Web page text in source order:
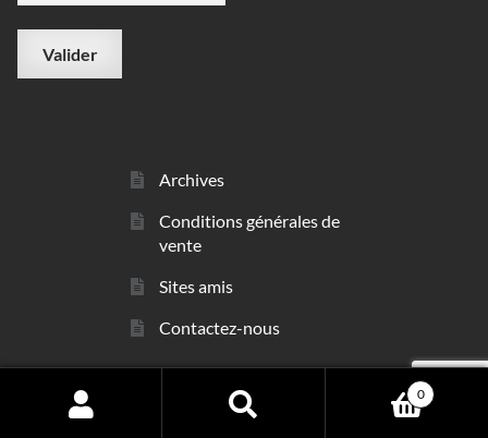
Archives
Conditions générales de
vente
Sites amis
Contactez-nous
© sarl Les Minéraux 2006 - 2026
Search
0